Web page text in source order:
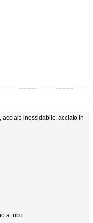
acciaio inossidabile, acciaio in
a tubo